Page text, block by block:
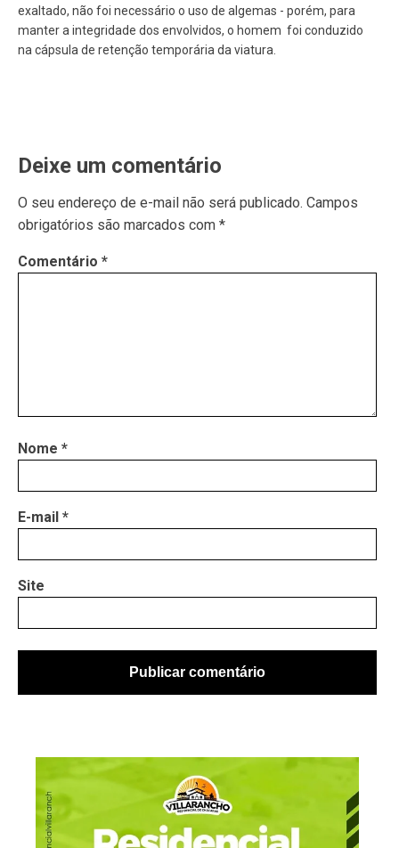
exaltado, não foi necessário o uso de algemas - porém, para
manter a integridade dos envolvidos, o homem foi conduzido
na cápsula de retenção temporária da viatura.
Deixe um comentário
O seu endereço de e-mail não será publicado. Campos
obrigatórios são marcados com *
Comentário *
Nome *
E-mail *
Site